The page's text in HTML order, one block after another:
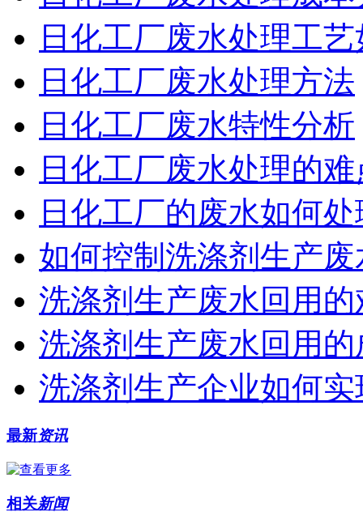
日化工厂废水处理工
日化工厂废水处理方法
日化工厂废水特性分析
日化工厂废水处理的
日化工厂的废水如何
如何控制洗涤剂生产
洗涤剂生产废水回用
洗涤剂生产废水回用
洗涤剂生产企业如何
最新资讯
相关新闻